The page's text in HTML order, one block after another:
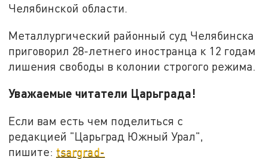
Челябинской области.
Металлургический районный суд Челябинска
приговорил 28-летнего иностранца к 12 годам
лишения свободы в колонии строгого режима.
Уважаемые читатели Царьграда!
Если вам есть чем поделиться с
редакцией "Царьград Южный Урал",
пишите: tsargrad-